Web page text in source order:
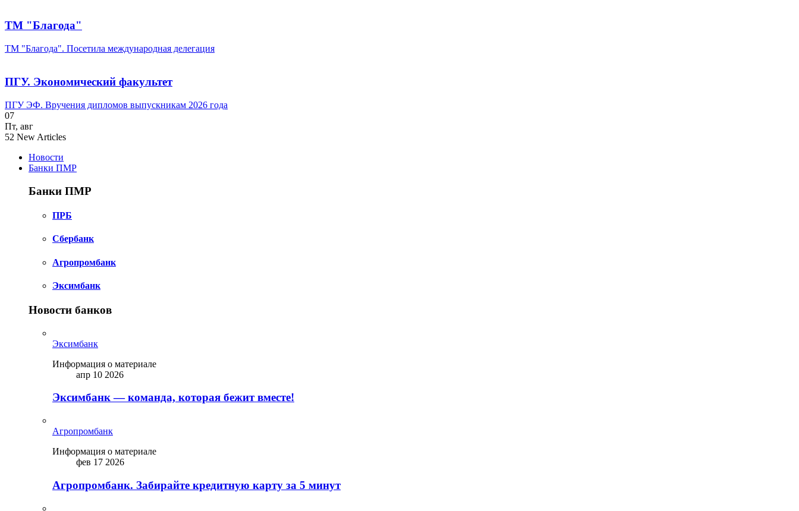
ТМ "Благода"
ТМ "Благода". Посетила международная делегация
ПГУ. Экономический факультет
ПГУ ЭФ. Вручения дипломов выпускникам 2026 года
07
Пт, авг
52 New Articles
Новости
Банки ПМР
Банки ПМР
ПРБ
Сбербанк
Агропромбанк
Эксимбанк
Новости банков
Эксимбанк
Информация о материале
апр 10 2026
Эксимбанк — команда, которая бежит вместе!
Агропромбанк
Информация о материале
фев 17 2026
Агропромбанк. Забирайте кредитную карту за 5 минут